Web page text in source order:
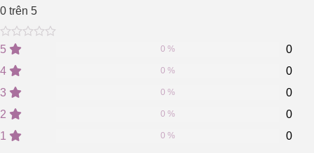
0 trên 5
0
of
5
on
0
ratings
5 0
0 %
4 0
0 %
3 0
0 %
2 0
0 %
1 0
0 %